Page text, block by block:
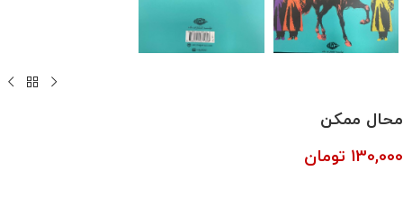
محال ممکن
130,000 تومان